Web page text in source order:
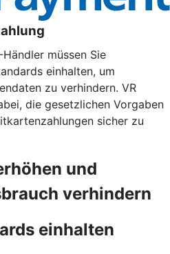
müssen Sie
einhalten, um
zu verhindern. VR
die gesetzlichen Vorgaben
sicher zu
und
verhindern
einhalten